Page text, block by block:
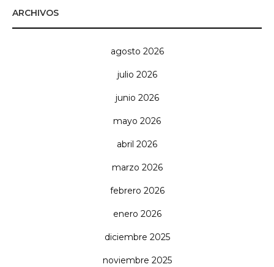
ARCHIVOS
agosto 2026
julio 2026
junio 2026
mayo 2026
abril 2026
marzo 2026
febrero 2026
enero 2026
diciembre 2025
noviembre 2025